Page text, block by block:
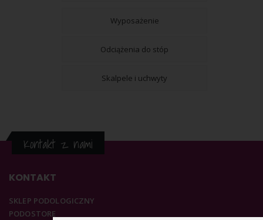
Wyposażenie
Odciążenia do stóp
Skalpele i uchwyty
Kontakt z nami
KONTAKT
SKLEP PODOLOGICZNY
PODOSTORE